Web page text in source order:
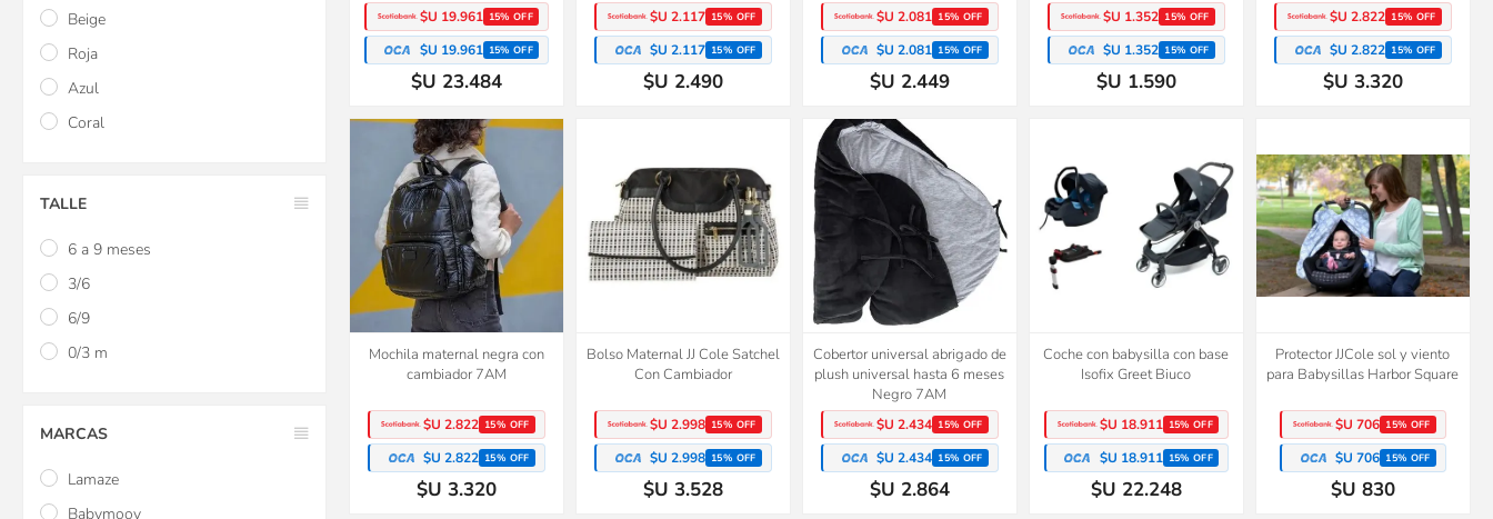
$U 19.961 15% OFF
$U 19.961 15% OFF
$U 23.484
$U 2.117 15% OFF
$U 2.117 15% OFF
$U 2.490
$U 2.081 15% OFF
$U 2.081 15% OFF
$U 2.449
$U 1.352 15% OFF
$U 1.352 15% OFF
$U 1.590
$U 2.822 15% OFF
$U 2.822 15% OFF
$U 3.320
Mochila maternal negra con
cambiador 7AM
$U 2.822 15% OFF
$U 2.822 15% OFF
$U 3.320
Bolso Maternal JJ Cole Satchel
Con Cambiador
$U 2.998 15% OFF
$U 2.998 15% OFF
$U 3.528
Cobertor universal abrigado de
plush universal hasta 6 meses
Negro 7AM
$U 2.434 15% OFF
$U 2.434 15% OFF
$U 2.864
Coche con babysilla con base
Isofix Greet Biuco
$U 18.911 15% OFF
$U 18.911 15% OFF
$U 22.248
Protector JJCole sol y viento
para Babysillas Harbor Square
$U 706 15% OFF
$U 706 15% OFF
$U 830
Beige
Roja
Azul
Coral
TALLE
6 a 9 meses
3/6
6/9
0/3 m
MARCAS
Lamaze
Babymoov